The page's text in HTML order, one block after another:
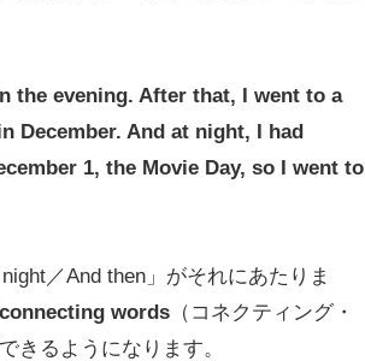
the evening. After that, I went to a
December. And at night, I had
1, the Movie Day, so I went to
／And then」がそれにあたりま
connecting words （コネクティング・
きるようになります。